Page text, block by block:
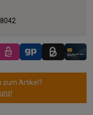
zum Artikel?